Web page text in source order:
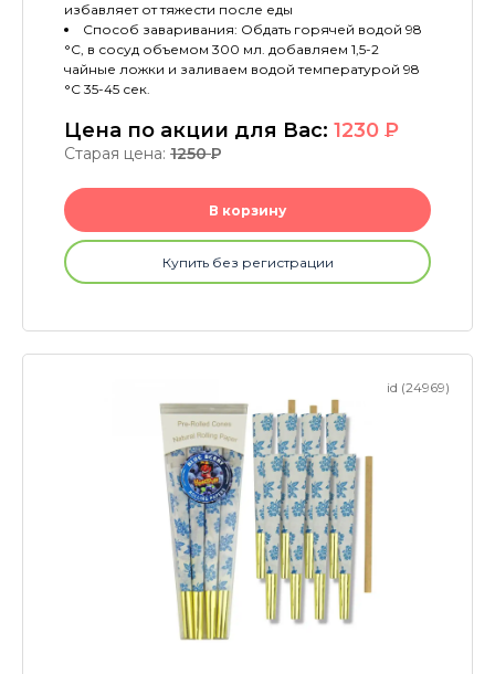
избавляет от тяжести после еды
Способ заваривания: Обдать горячей водой 98
°C, в сосуд объемом 300 мл. добавляем 1,5-2
чайные ложки и заливаем водой температурой 98
°C 35-45 сек.
Цена по акции для Вас: 1230 P
Старая цена: 1250P
В корзину
Купить без регистрации
id (24969)